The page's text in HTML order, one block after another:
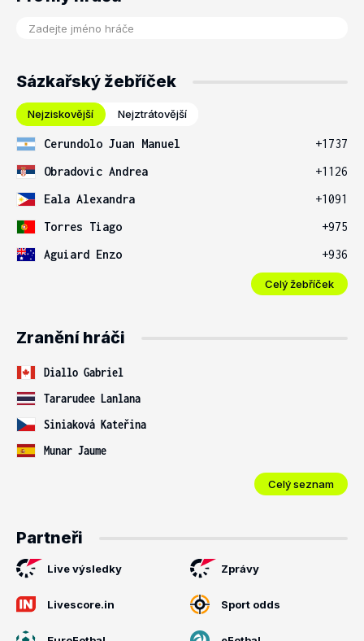
Sázkařský žebříček
Nejziskovější Nejztrátovější
Cerundolo Juan Manuel
+1737
Obradovic Andrea
+1126
Eala Alexandra
+1091
Torres Tiago
+975
Aguiard Enzo
+936
Celý žebříček
Zranění hráči
Diallo Gabriel
Tararudee Lanlana
Siniaková Kateřina
Munar Jaume
Celý seznam
Partneři
Live výsledky Zprávy
Livescore.in Sport odds